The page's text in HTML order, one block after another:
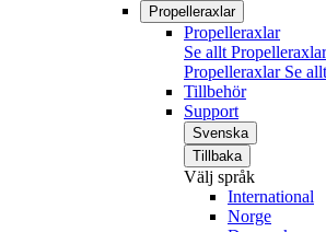
Propelleraxlar
Propelleraxlar
Se allt Propelleraxlar
Propelleraxlar Se allt
Tillbehör
Support
Svenska
Tillbaka
Välj språk
International
Norge